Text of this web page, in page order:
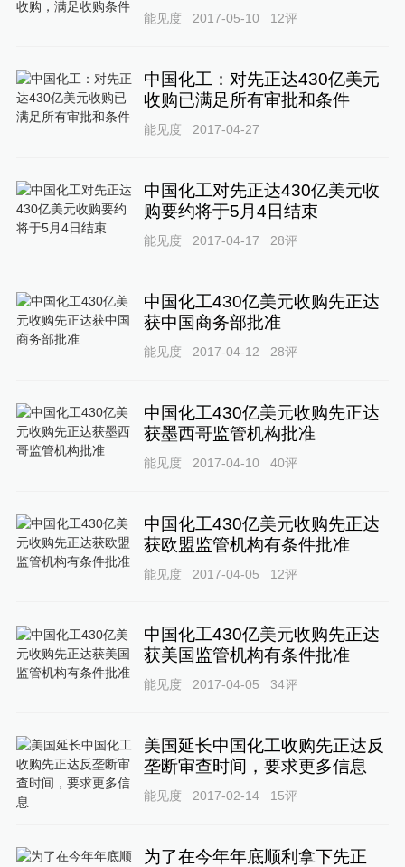
能见度 2017-05-10 12评
中国化工：对先正达430亿美元
收购已满足所有审批和条件
能见度 2017-04-27
中国化工对先正达430亿美元收
购要约将于5月4日结束
能见度 2017-04-17 28评
中国化工430亿美元收购先正达
获中国商务部批准
能见度 2017-04-12 28评
中国化工430亿美元收购先正达
获墨西哥监管机构批准
能见度 2017-04-10 40评
中国化工430亿美元收购先正达
获欧盟监管机构有条件批准
能见度 2017-04-05 12评
中国化工430亿美元收购先正达
获美国监管机构有条件批准
能见度 2017-04-05 34评
美国延长中国化工收购先正达反
垄断审查时间，要求更多信息
能见度 2017-02-14 15评
为了在今年年底顺利拿下先正